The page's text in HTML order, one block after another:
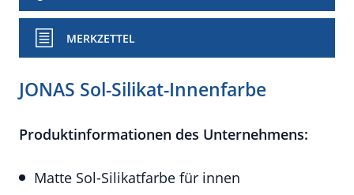
MERKZETTEL
JONAS Sol-Silikat-Innenfarbe
Produktinformationen des Unternehmens:
Matte Sol-Silikatfarbe für innen